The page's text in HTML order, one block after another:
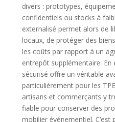
divers : prototypes,
confidentiels ou stocks à
externalisé permet alors de
locaux, de protéger des
les coûts par rapport à un
entrepôt supplémentaire. En
sécurisé offre un véritable
particulièrement pour les
artisans et commerçants y
fiable pour conserver des
mobilier événementiel. C’est